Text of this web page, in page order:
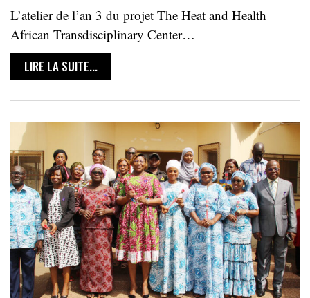
L’atelier de l’an 3 du projet The Heat and Health
African Transdisciplinary Center…
LIRE LA SUITE...